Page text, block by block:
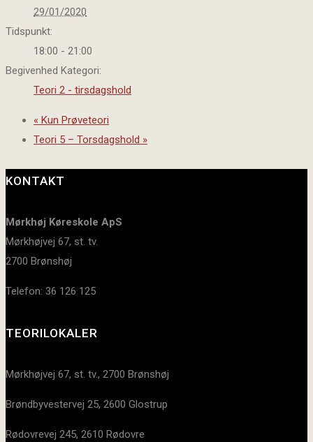
29/01/2020
Tidspunkt:
18:00 - 21:00
Begivenhed Kategori:
Teori 2 - tirsdagshold
« Kun Prøveteori
Teori 5 – Torsdagshold »
KONTAKT
Mørkhøj Køreskole ApS
Mørkhøjvej 67, st. tv.
2700 Brønshøj
Telefon: 36 126 125
TEORILOKALER
Mørkhøjvej 67, st. tv., 2700 Brønshøj
Brøndbyvestervej 25, 2600 Glostrup
Rødovrevej 245, 2610 Rødovre